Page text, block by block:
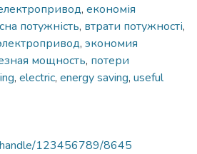
, економія
потужність, втрати потужності,
, экономия
мощность, потери
, electric, energy saving, useful
123456789/8645